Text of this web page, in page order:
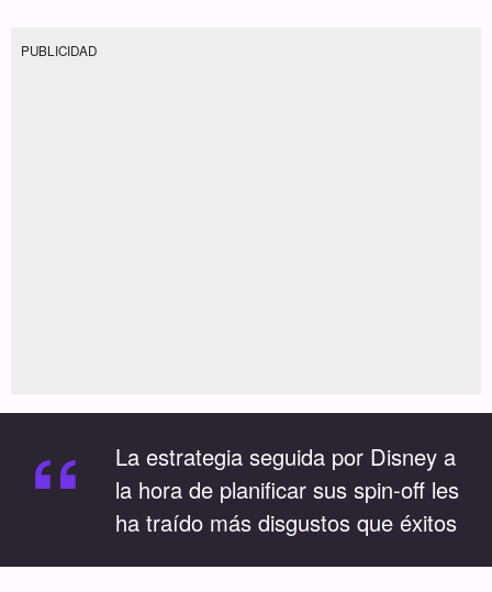
PUBLICIDAD
“
La estrategia seguida por Disney a
la hora de planificar sus spin-off les
ha traído más disgustos que éxitos